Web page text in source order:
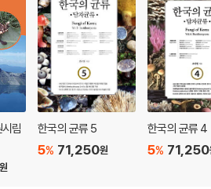
턱받이광대버섯 / 알광대버섯아재비 / 마귀
대버섯 / 구슬광대버섯 / 독깔때기버섯 / 화
림
원
한국의 균류 5
71,250원
5%
한국의 균류 4
71,250
5%